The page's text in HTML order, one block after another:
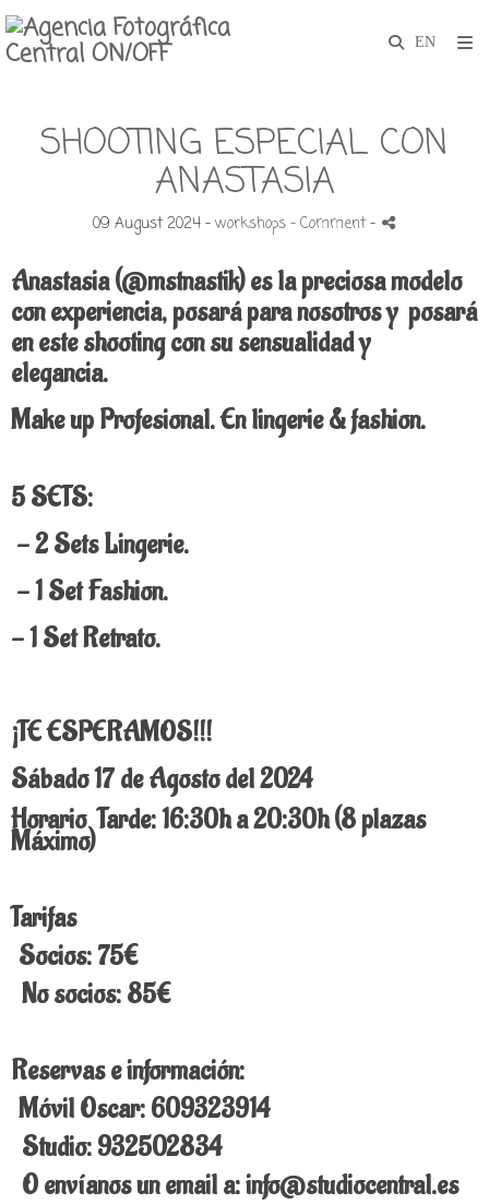
SHOOTING ESPECIAL CON
ANASTASIA
09 August 2024 -workshops - Comment-
Anastasia (@mstnastik) es la preciosa modelo
con experiencia, posarápara nosotros y posará
en este shooting con su sensualidad y
elegancia.
Make up Profesional. En lingerie & fashion.
5 SETS:
- 2 Sets Lingerie.
- 1 Set Fashion.
- 1 Set Retrato.
¡TE ESPERAMOS!!!
Sábado 17 de Agosto del 2024
Horario Tarde: 16:30h a 20:30h (8 plazas
Máximo)
Tarifas
Socios: 75€
No socios: 85€
Reservas e información:
Móvil Oscar: 609323914
Studio: 932502834
O envíanos un email a: info@studiocentral.es